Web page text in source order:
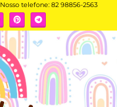
Nosso telefone: 82 98856-2563